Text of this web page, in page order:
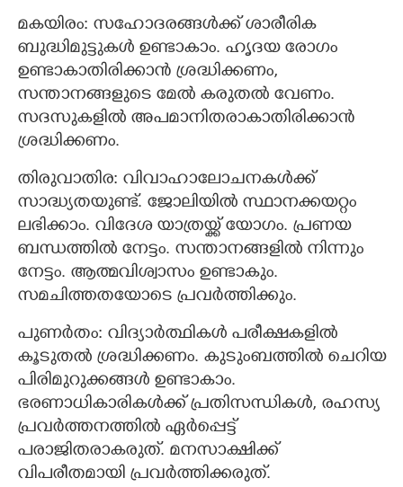
മകയിരം: സഹോദരങ്ങൾക്ക് ശാരീരിക
ബുദ്ധിമുട്ടുകൾ ഉണ്ടാകാം. ഹൃദയ രോഗം
ഉണ്ടാകാതിരിക്കാൻ ശ്രദ്ധിക്കണം,
സന്താനങ്ങളുടെ മേല്‍ കരുതല്‍ വേണം.
സദസുകളില്‍ അപമാനിതരാകാതിരിക്കാന്‍
ശ്രദ്ധിക്കണം.
തിരുവാതിര: വിവാഹാലോചനകൾക്ക്
സാദ്ധ്യതയുണ്ട്. ജോലിയിൽ സ്ഥാനക്കയറ്റം
ലഭിക്കാം. വിദേശ യാത്രയ്ക്ക് യോഗം. പ്രണയ
ബന്ധത്തില്‍ നേട്ടം. സന്താനങ്ങളില്‍ നിന്നും
നേട്ടം. ആത്മവിശ്വാസം ഉണ്ടാകും.
സമചിത്തതയോടെ പ്രവര്‍ത്തിക്കും.
പുണര്‍തം: വിദ്യാർത്ഥികൾ പരീക്ഷകളിൽ
കൂടുതൽ ശ്രദ്ധിക്കണം. കുടുംബത്തിൽ ചെറിയ
പിരിമുറുക്കങ്ങൾ ഉണ്ടാകാം.
ഭരണാധികാരികള്‍ക്ക് പ്രതിസന്ധികൾ, രഹസ്യ
പ്രവര്‍ത്തനത്തില്‍ ഏര്‍പ്പെട്ട്
പരാജിതരാകരുത്. മനസാക്ഷിക്ക്
വിപരീതമായി പ്രവര്‍ത്തിക്കരുത്.